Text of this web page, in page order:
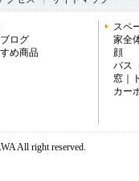
ログ
め商品
スペ
家全
顔
バス
窓
カー
All right reserved.